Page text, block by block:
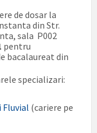
de dosar la
din Str.
sala P002
pentru
bacalaureat din
specializari:
Fluvial (cariere pe